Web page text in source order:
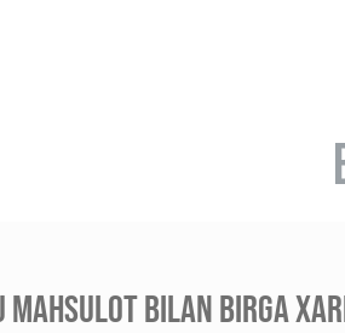
MAHSULOT BILAN BIRGA